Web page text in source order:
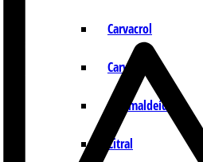
Carvacrol
Carvona
Cinamaldeído
Citral